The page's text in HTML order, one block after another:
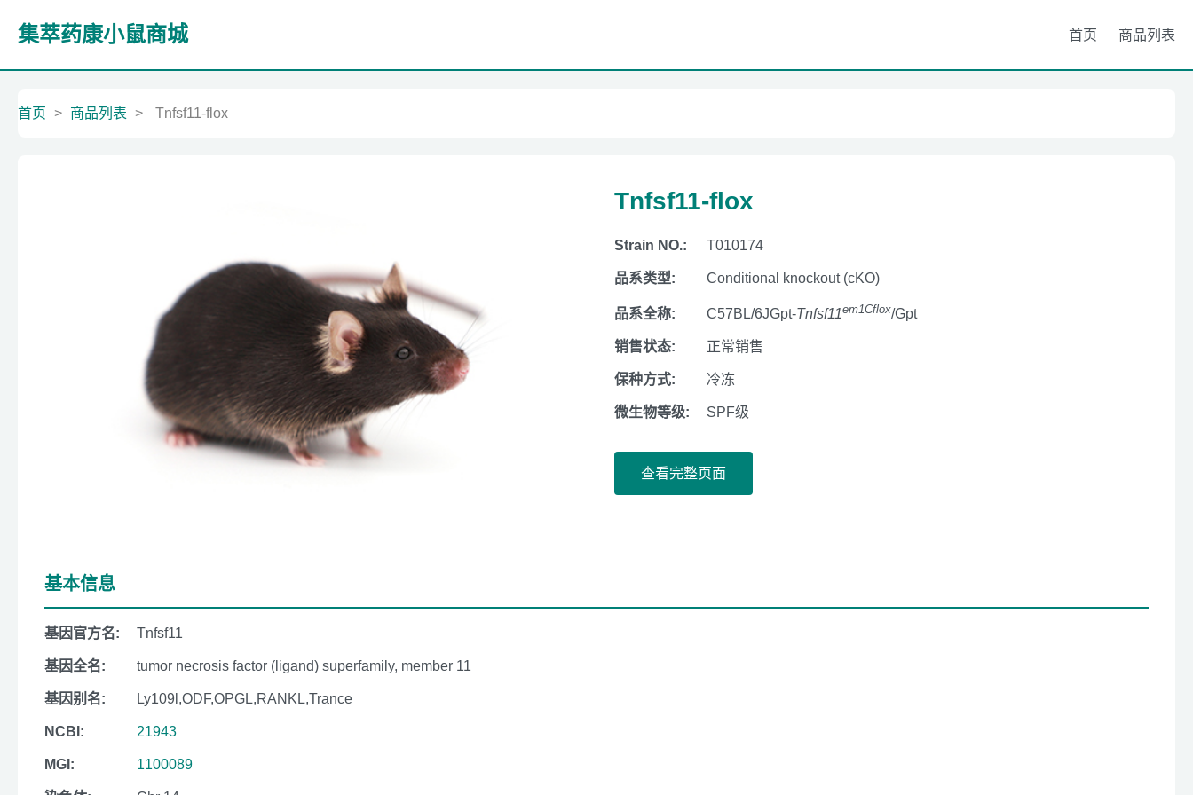
集萃药康小鼠商城 首页 商品列表
首页 > 商品列表 > Tnfsf11-flox
Tnfsf11-flox
Strain NO.: T010174
品系类型: Conditional knockout (cKO)
品系全称: C57BL/6JGpt-Tnfsf11em1Cflox/Gpt
销售状态: 正常销售
保种方式: 冷冻
微生物等级: SPF级
查看完整页面
基本信息
基因官方名: Tnfsf11
基因全名: tumor necrosis factor (ligand) superfamily, member 11
基因别名: Ly109l,ODF,OPGL,RANKL,Trance
NCBI: 21943
MGI: 1100089